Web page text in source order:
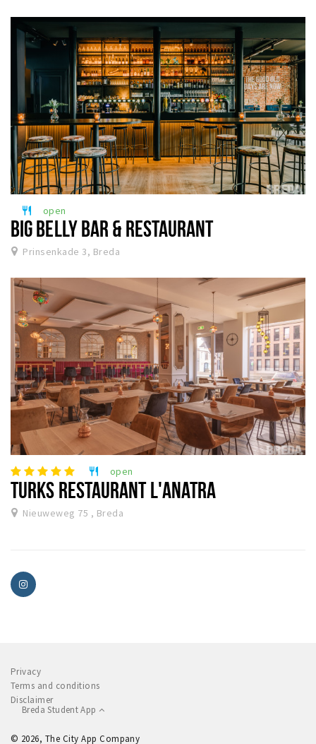
restaurant open
BIG BELLY BAR & RESTAURANT
Prinsenkade 3, Breda
restaurant open
TURKS RESTAURANT L'ANATRA
Nieuweweg 75 , Breda
Privacy
Terms and conditions
Disclaimer
Breda Student App
© 2026, The City App Company